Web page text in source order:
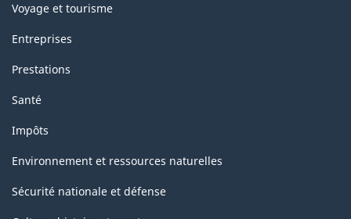
Voyage et tourisme
Entreprises
Prestations
Santé
Impôts
Environnement et ressources naturelles
Sécurité nationale et défense